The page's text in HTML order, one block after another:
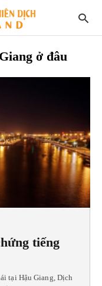
ở đâu
tiếng
tại Hậu Giang, Dịch